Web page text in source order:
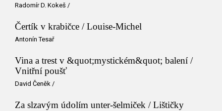
Radomír D. Kokeš /
Čertík v krabičce / Louise-Michel
Antonín Tesař
Vina a trest v &quot;mystickém&quot; balení /
Vnitřní poušť
David Čeněk /
Za slzavým údolím unter-šelmiček / Lištičky